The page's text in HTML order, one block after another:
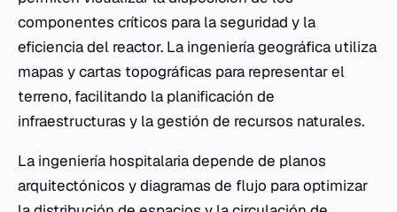
componentes críticos para la seguridad y la
eficiencia del reactor. La ingeniería geográfica utiliza
mapas y cartas topográficas para representar el
terreno, facilitando la planificación de
infraestructuras y la gestión de recursos naturales.
La ingeniería hospitalaria depende de planos
arquitectónicos y diagramas de flujo para optimizar